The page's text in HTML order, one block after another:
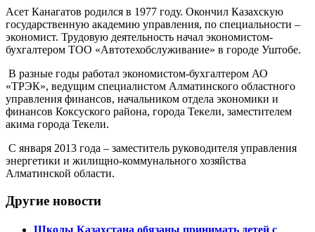
Асет Канагатов родился в 1977 году. Окончил Казахскую
государственную академию управления, по специальности –
экономист. Трудовую деятельность начал экономистом-
бухгалтером ТОО «Автотехобслуживание» в городе Уштобе.
В разные годы работал экономистом-бухгалтером АО
«ТРЭК», ведущим специалистом Алматинского областного
управления финансов, начальником отдела экономики и
финансов Коксуского района, города Текели, заместителем
акима города Текели.
С января 2013 года – заместитель руководителя управления
энергетики и жилищно-коммунального хозяйства
Алматинской области.
Другие новости